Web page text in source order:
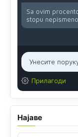
Sa ovim
stopu
Прилагоди
Најаве